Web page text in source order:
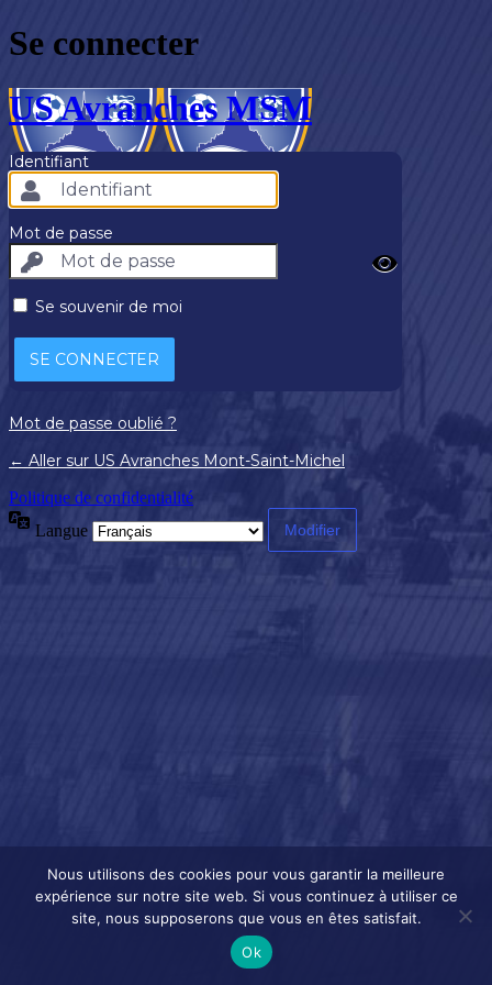
Se connecter
US Avranches MSM
Identifiant
Mot de passe
Se souvenir de moi
Mot de passe oublié ?
← Aller sur US Avranches Mont-Saint-Michel
Politique de confidentialité
Langue
Nous utilisons des cookies pour vous garantir la meilleure
expérience sur notre site web. Si vous continuez à utiliser ce
site, nous supposerons que vous en êtes satisfait.
Ok